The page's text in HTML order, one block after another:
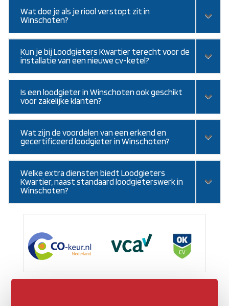
Wat doe je als je riool verstopt zit in
Winschoten?
Kun je bij Loodgieters Kwartier terecht voor de
installatie van een nieuwe cv-ketel?
Is een loodgieter in Winschoten ook geschikt
voor zakelijke klanten?
Wat zijn de voordelen van een erkend en
gecertificeerd loodgieter in Winschoten?
Welke extra diensten biedt Loodgieters
Kwartier, naast standaard loodgieterswerk in
Winschoten?